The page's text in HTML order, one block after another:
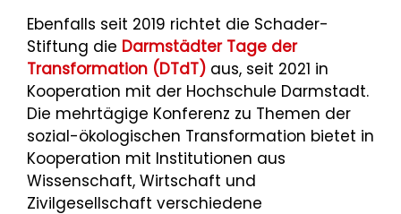
Ebenfalls seit 2019 richtet die Schader-
Stiftung die Darmstädter Tage der
Transformation (DTdT) aus, seit 2021 in
Kooperation mit der Hochschule Darmstadt.
Die mehrtägige Konferenz zu Themen der
sozial-ökologischen Transformation bietet in
Kooperation mit Institutionen aus
Wissenschaft, Wirtschaft und
Zivilgesellschaft verschiedene